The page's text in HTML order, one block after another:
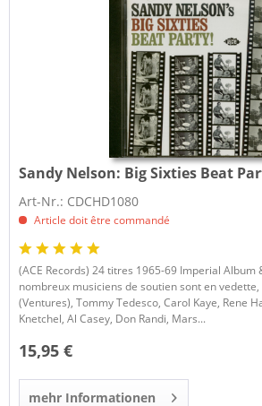
Sandy Nelson: Big Sixties Beat
Art-Nr.: CDCHD1080
Article doit être commandé
(ACE Records) 24 titres 1965-69 Imperial Album
nombreux musiciens de soutien sont en
(Ventures), Tommy Tedesco, Carol Kaye, Rene
Knetchel, Al Casey, Don Randi, Mars...
15,95 €
mehr Informationen